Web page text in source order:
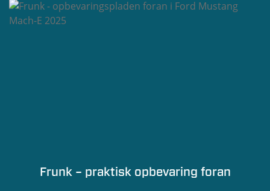
Frunk – praktisk opbevaring foran